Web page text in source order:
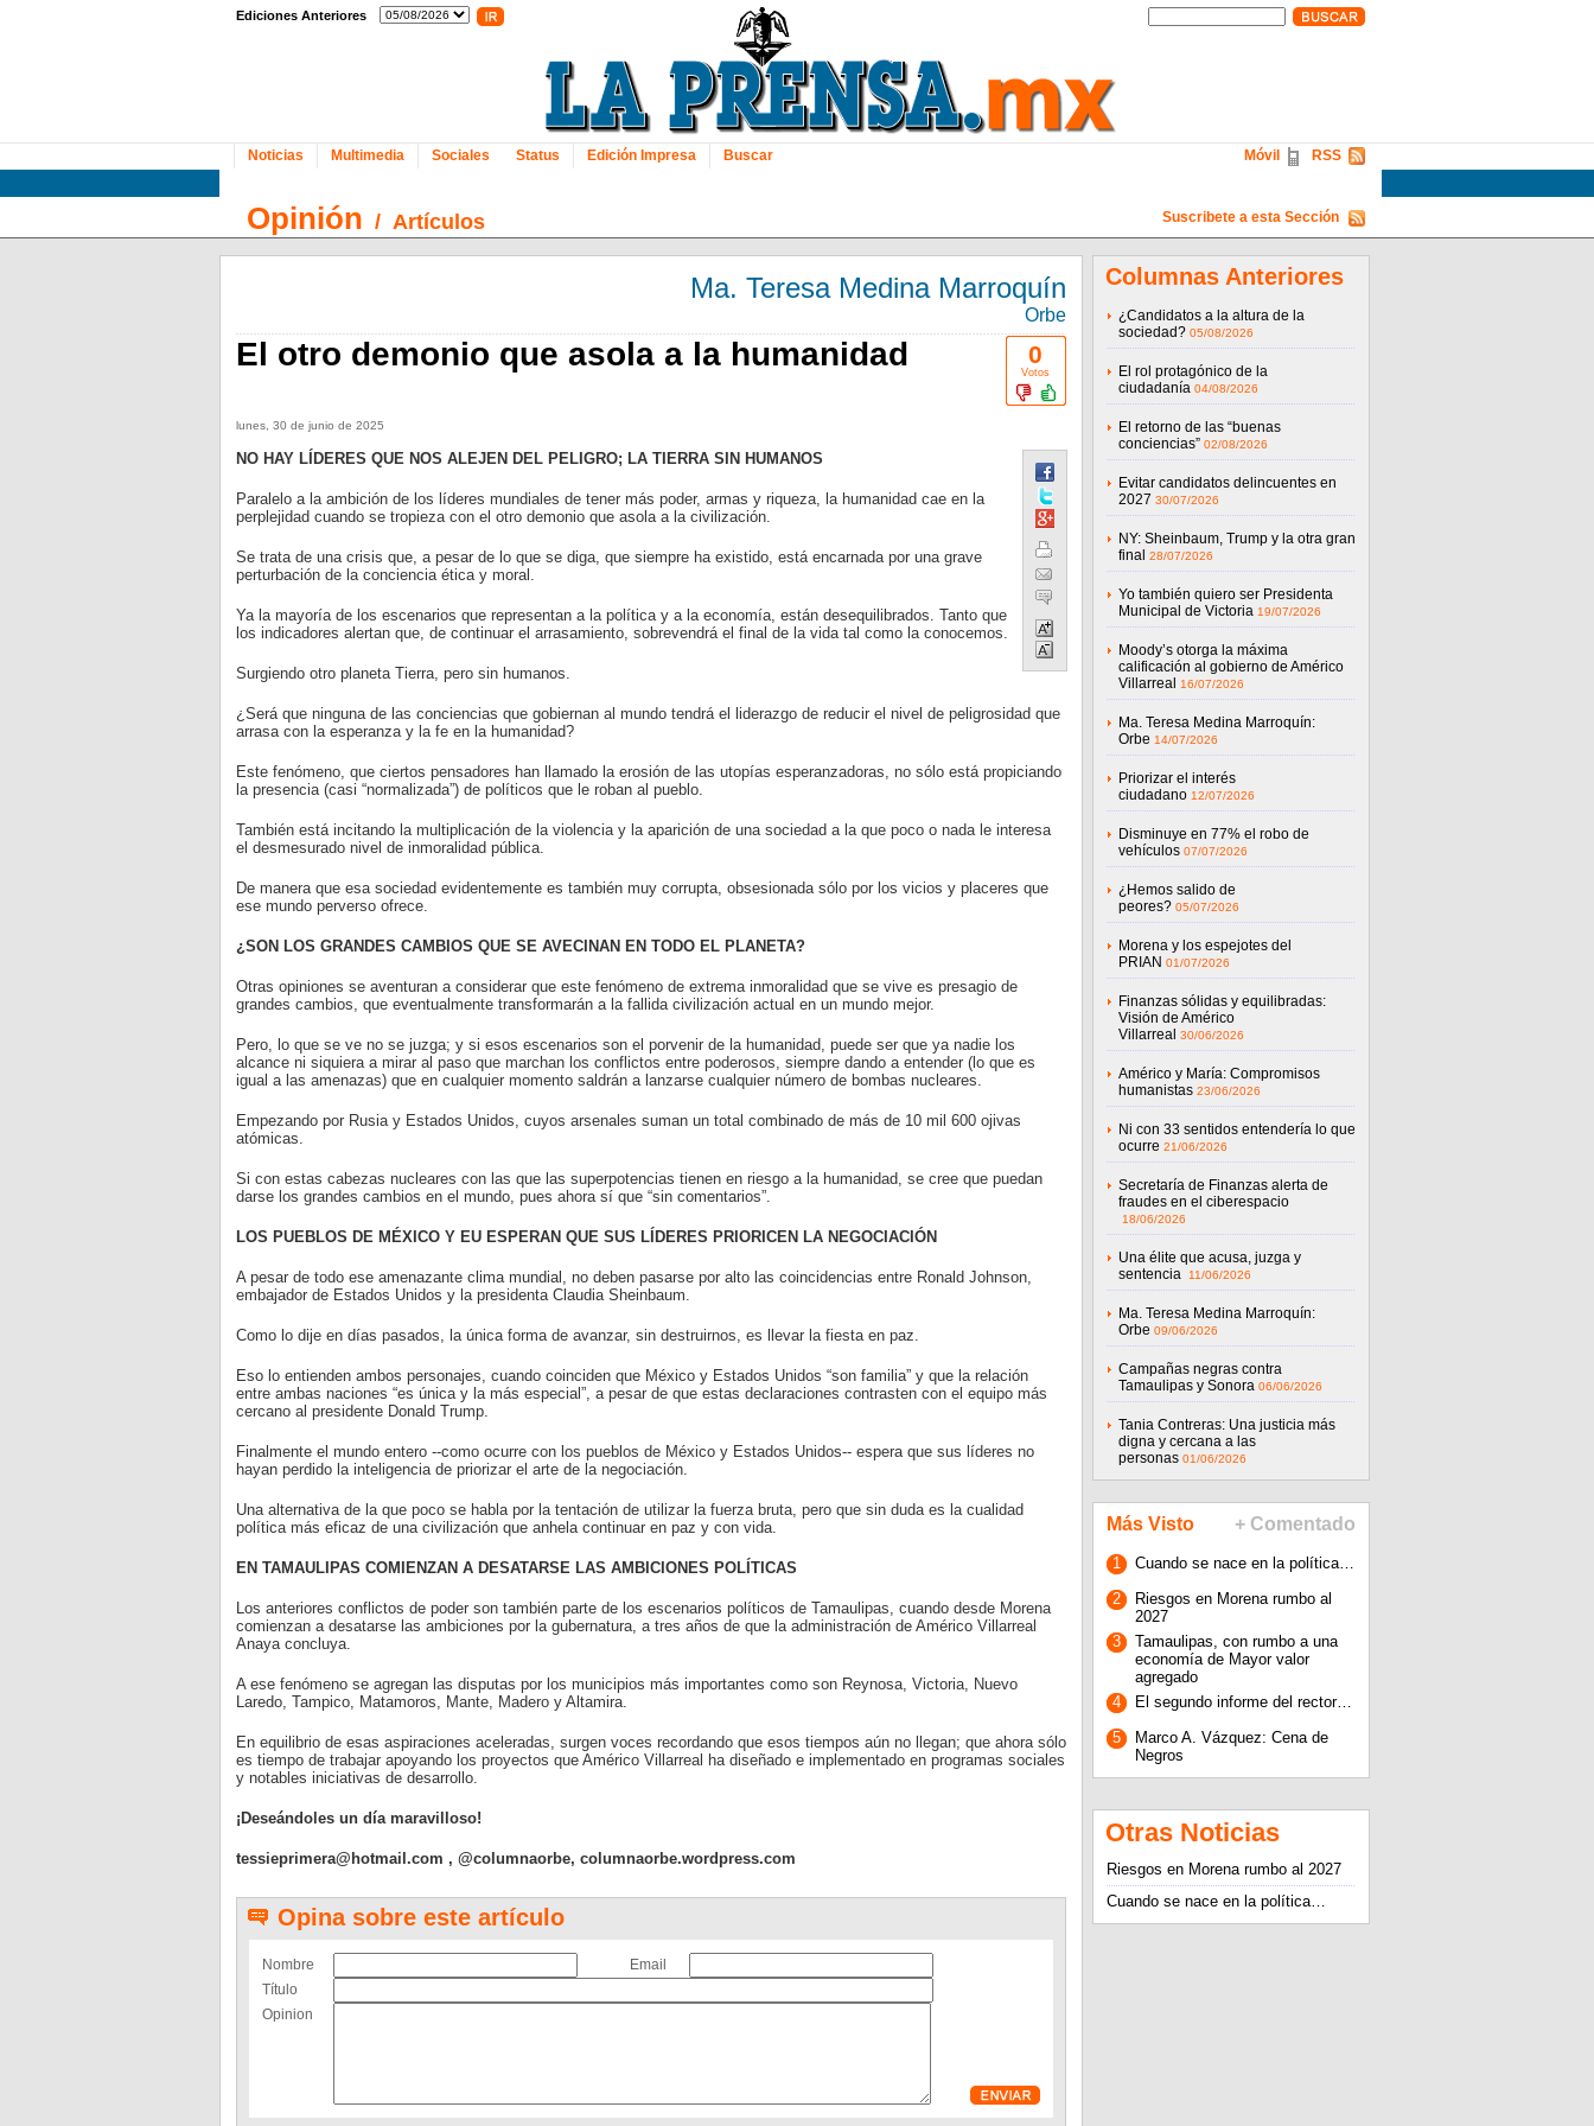
Ediciones Anteriores
Noticias Multimedia Sociales Status Edición Impresa Buscar RSS
Móvil
Opinión / Artículos Suscribete a esta Sección
Ma. Teresa Medina Marroquín
Orbe
0
Votos
El otro demonio que asola a la humanidad
lunes, 30 de junio de 2025
NO HAY LÍDERES QUE NOS ALEJEN DEL PELIGRO; LA TIERRA SIN HUMANOS
Paralelo a la ambición de los líderes mundiales de tener más poder, armas y riqueza, la humanidad cae en la
perplejidad cuando se tropieza con el otro demonio que asola a la civilización.
Se trata de una crisis que, a pesar de lo que se diga, que siempre ha existido, está encarnada por una grave
perturbación de la conciencia ética y moral.
Ya la mayoría de los escenarios que representan a la política y a la economía, están desequilibrados. Tanto que
los indicadores alertan que, de continuar el arrasamiento, sobrevendrá el final de la vida tal como la conocemos.
Surgiendo otro planeta Tierra, pero sin humanos.
¿Será que ninguna de las conciencias que gobiernan al mundo tendrá el liderazgo de reducir el nivel de peligrosidad que
arrasa con la esperanza y la fe en la humanidad?
Este fenómeno, que ciertos pensadores han llamado la erosión de las utopías esperanzadoras, no sólo está propiciando
la presencia (casi “normalizada”) de políticos que le roban al pueblo.
También está incitando la multiplicación de la violencia y la aparición de una sociedad a la que poco o nada le interesa
el desmesurado nivel de inmoralidad pública.
De manera que esa sociedad evidentemente es también muy corrupta, obsesionada sólo por los vicios y placeres que
ese mundo perverso ofrece.
¿SON LOS GRANDES CAMBIOS QUE SE AVECINAN EN TODO EL PLANETA?
Otras opiniones se aventuran a considerar que este fenómeno de extrema inmoralidad que se vive es presagio de
grandes cambios, que eventualmente transformarán a la fallida civilización actual en un mundo mejor.
Pero, lo que se ve no se juzga; y si esos escenarios son el porvenir de la humanidad, puede ser que ya nadie los
alcance ni siquiera a mirar al paso que marchan los conflictos entre poderosos, siempre dando a entender (lo que es
igual a las amenazas) que en cualquier momento saldrán a lanzarse cualquier número de bombas nucleares.
Empezando por Rusia y Estados Unidos, cuyos arsenales suman un total combinado de más de 10 mil 600 ojivas
atómicas.
Si con estas cabezas nucleares con las que las superpotencias tienen en riesgo a la humanidad, se cree que puedan
darse los grandes cambios en el mundo, pues ahora sí que “sin comentarios”.
LOS PUEBLOS DE MÉXICO Y EU ESPERAN QUE SUS LÍDERES PRIORICEN LA NEGOCIACIÓN
A pesar de todo ese amenazante clima mundial, no deben pasarse por alto las coincidencias entre Ronald Johnson,
embajador de Estados Unidos y la presidenta Claudia Sheinbaum.
Como lo dije en días pasados, la única forma de avanzar, sin destruirnos, es llevar la fiesta en paz.
Eso lo entienden ambos personajes, cuando coinciden que México y Estados Unidos “son familia” y que la relación
entre ambas naciones “es única y la más especial”, a pesar de que estas declaraciones contrasten con el equipo más
cercano al presidente Donald Trump.
Finalmente el mundo entero --como ocurre con los pueblos de México y Estados Unidos-- espera que sus líderes no
hayan perdido la inteligencia de priorizar el arte de la negociación.
Una alternativa de la que poco se habla por la tentación de utilizar la fuerza bruta, pero que sin duda es la cualidad
política más eficaz de una civilización que anhela continuar en paz y con vida.
EN TAMAULIPAS COMIENZAN A DESATARSE LAS AMBICIONES POLÍTICAS
Los anteriores conflictos de poder son también parte de los escenarios políticos de Tamaulipas, cuando desde Morena
comienzan a desatarse las ambiciones por la gubernatura, a tres años de que la administración de Américo Villarreal
Anaya concluya.
A ese fenómeno se agregan las disputas por los municipios más importantes como son Reynosa, Victoria, Nuevo
Laredo, Tampico, Matamoros, Mante, Madero y Altamira.
En equilibrio de esas aspiraciones aceleradas, surgen voces recordando que esos tiempos aún no llegan; que ahora sólo
es tiempo de trabajar apoyando los proyectos que Américo Villarreal ha diseñado e implementado en programas sociales
y notables iniciativas de desarrollo.
¡Deseándoles un día maravilloso!
tessieprimera@hotmail.com , @columnaorbe, columnaorbe.wordpress.com
Opina sobre este artículo
Nombre
Email
Título
Opinion
Columnas Anteriores
¿Candidatos a la altura de la
sociedad? 05/08/2026
El rol protagónico de la
ciudadanía 04/08/2026
El retorno de las “buenas
conciencias” 02/08/2026
Evitar candidatos delincuentes en
2027 30/07/2026
NY: Sheinbaum, Trump y la otra gran
final 28/07/2026
Yo también quiero ser Presidenta
Municipal de Victoria 19/07/2026
Moody’s otorga la máxima
calificación al gobierno de Américo
Villarreal
16/07/2026
Ma. Teresa Medina Marroquín:
Orbe 14/07/2026
Priorizar el interés
ciudadano 12/07/2026
Disminuye en 77% el robo de
vehículos 07/07/2026
¿Hemos salido de
peores? 05/07/2026
Morena y los espejotes del
PRIAN 01/07/2026
Finanzas sólidas y equilibradas:
Visión de Américo
Villarreal 30/06/2026
Américo y María: Compromisos
humanistas 23/06/2026
Ni con 33 sentidos entendería lo que
ocurre 21/06/2026
Secretaría de Finanzas alerta de
fraudes en el ciberespacio
18/06/2026
Una élite que acusa, juzga y
sentencia
11/06/2026
Ma. Teresa Medina Marroquín:
Orbe 09/06/2026
Campañas negras contra
Tamaulipas y Sonora 06/06/2026
Tania Contreras: Una justicia más
digna y cercana a las
personas 01/06/2026
Más Visto + Comentado
1
Cuando se nace en la política…
2
Riesgos en Morena rumbo al
2027
3
Tamaulipas, con rumbo a una
economía de Mayor valor
agregado
4
El segundo informe del rector…
5
Marco A. Vázquez: Cena de
Negros
Otras Noticias
Riesgos en Morena rumbo al 2027
Cuando se nace en la política…